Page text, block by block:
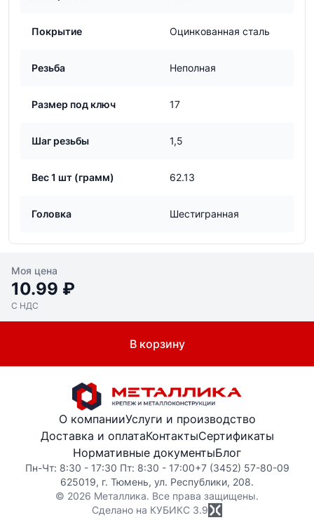
Покрытие Оцинкованная сталь
Резьба Неполная
Размер под ключ 17
Шаг резьбы 1,5
Вес 1 шт (грамм) 62.13
Головка Шестигранная
Моя цена
10.99 ₽
С НДС
В корзину
О компанииУслуги и производство
Доставка и оплатаКонтактыСертификаты
Нормативные документыБлог
Пн-Чт: 8:30 - 17:30 Пт: 8:30 - 17:00+7 (3452) 57-80-09
625019, г. Тюмень, ул. Республики, 208.
© 2026 Металлика. Все права защищены.
Сделано на КУБИКС 3.9